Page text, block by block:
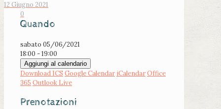
12 Giugno 2021
0
Quando
sabato 05/06/2021
18:00 - 19:00
Aggiungi al calendario
Download ICS Google Calendar iCalendarOffice
365 Outlook Live
Prenotazioni